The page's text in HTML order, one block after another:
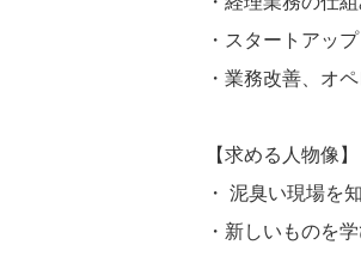
・スタートアッ
・業務改善、オ
【求める人物像】
・ 泥臭い現場を
・新しいものを